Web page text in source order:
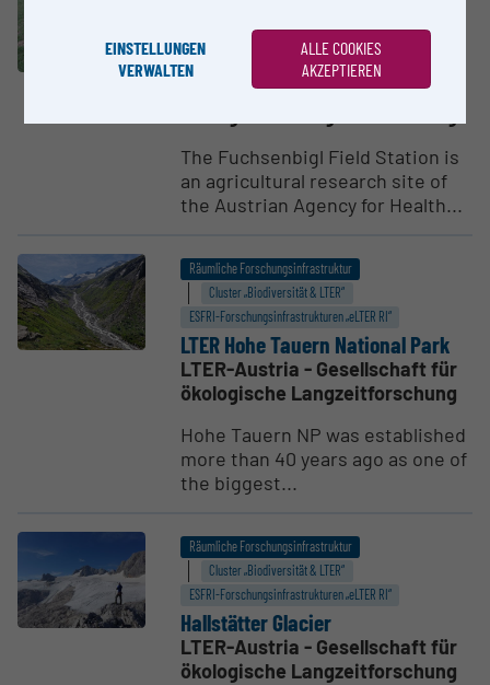
ESFRI-Forschungs­infrastrukturen „eLTER RI“
Fuchsenbigl (AGES)
LTER-Austria - Gesellschaft für
The Fuchsenbigl Field Station is
an agricultural research site of
the Austrian Agency for Health...
Räumliche Forschungsinfrastruktur
Cluster „Biodiversität & LTER“
ESFRI-Forschungs­infrastrukturen „eLTER RI“
LTER Hohe Tauern National Park
LTER-Austria - Gesellschaft für
ökologische Langzeitforschung
Hohe Tauern NP was established
more than 40 years ago as one of
the biggest...
Räumliche Forschungsinfrastruktur
Cluster „Biodiversität & LTER“
ESFRI-Forschungs­infrastrukturen „eLTER RI“
Hallstätter Glacier
LTER-Austria - Gesellschaft für
ökologische Langzeitforschung
EINSTELLUNGEN
VERWALTEN
ALLE COOKIES
AKZEPTIEREN